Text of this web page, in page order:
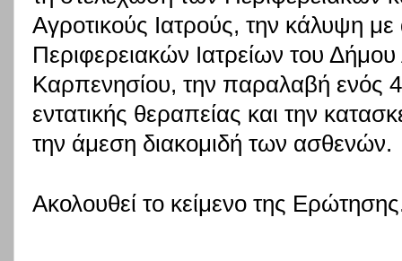
Αγροτικούς Ιατρούς, την κάλυψη με
Περιφερειακών Ιατρείων του
Καρπενησίου, την παραλαβή ενός
εντατικής θεραπείας και την
την άμεση διακομιδή των ασθενών.
Ακολουθεί το κείμενο της